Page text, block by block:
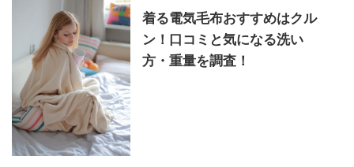
着る電気毛布おすすめはクル
ン！口コミと気になる洗い
方・重量を調査！